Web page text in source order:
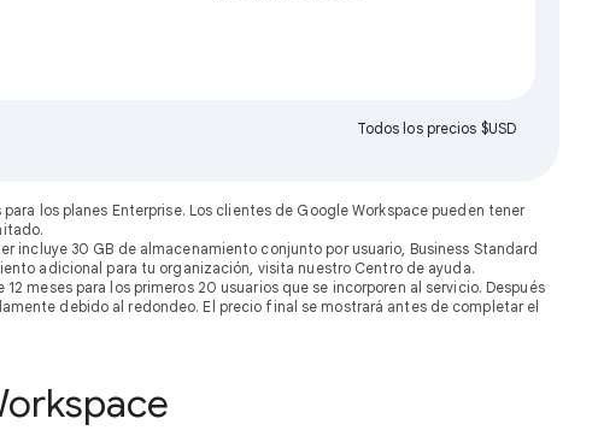
Todos los precios $USD
los planes Enterprise. Los clientes de Google Workspace pueden tener
30 GB de almacenamiento conjunto por usuario, Business Standard
adicional para tu organización, visita nuestro Centro de ayuda.
meses para los primeros 20 usuarios que se incorporen al servicio. Después
debido al redondeo. El precio final se mostrará antes de completar el